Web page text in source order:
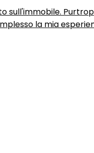
sull'immobile.
la mia